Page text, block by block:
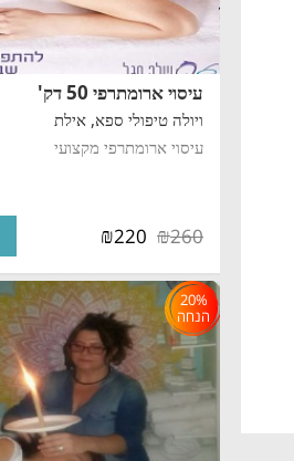
עיסוי ארומתרפי 50 דק'
ויולה טיפולי ספא, אילת
עיסוי ארומתרפי מקצועי
₪260
₪220
20%
הנחה